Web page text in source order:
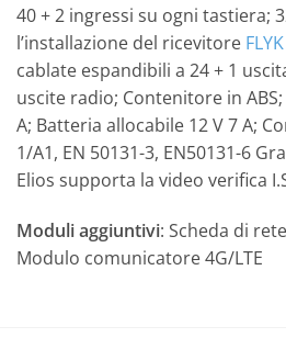
40 + 2 ingressi su ogni tastiera;
l’installazione del ricevitore
cablate espandibili a 24 + 1
uscite radio; Contenitore in
A; Batteria allocabile 12 V 7 A;
1/A1, EN 50131-3, EN50131-6
Elios supporta la video verifica
Moduli aggiuntivi: Scheda di
Modulo comunicatore 4G/LTE